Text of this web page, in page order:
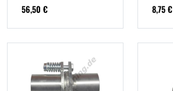
56,50 €
8,75 €